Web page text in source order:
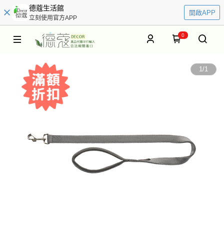
德蔻生活館
立刻使用官方APP
開啟APP
0
1/1